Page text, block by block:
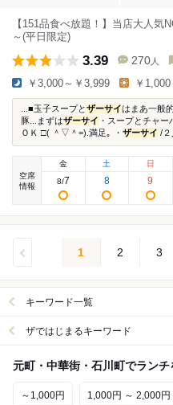
【151品食べ放題！】当店大人
～(平日限定)
3.39 270 人
￥3,000～￥3,999 ￥
...■玉子スープとザーサイはまあ一
豚...まずはザーサイ ・スープとチャ
ＯＫ □( ＾▽＾=).満足｡ ・ ザーサイ /２
空席
情報
金
8/7
土
8
日
9
1 2 3
キーワード一覧
ザではじまるキーワード
元町・中華街・石川町でランチ
～1,000円 1,000円 ～ 2,000円